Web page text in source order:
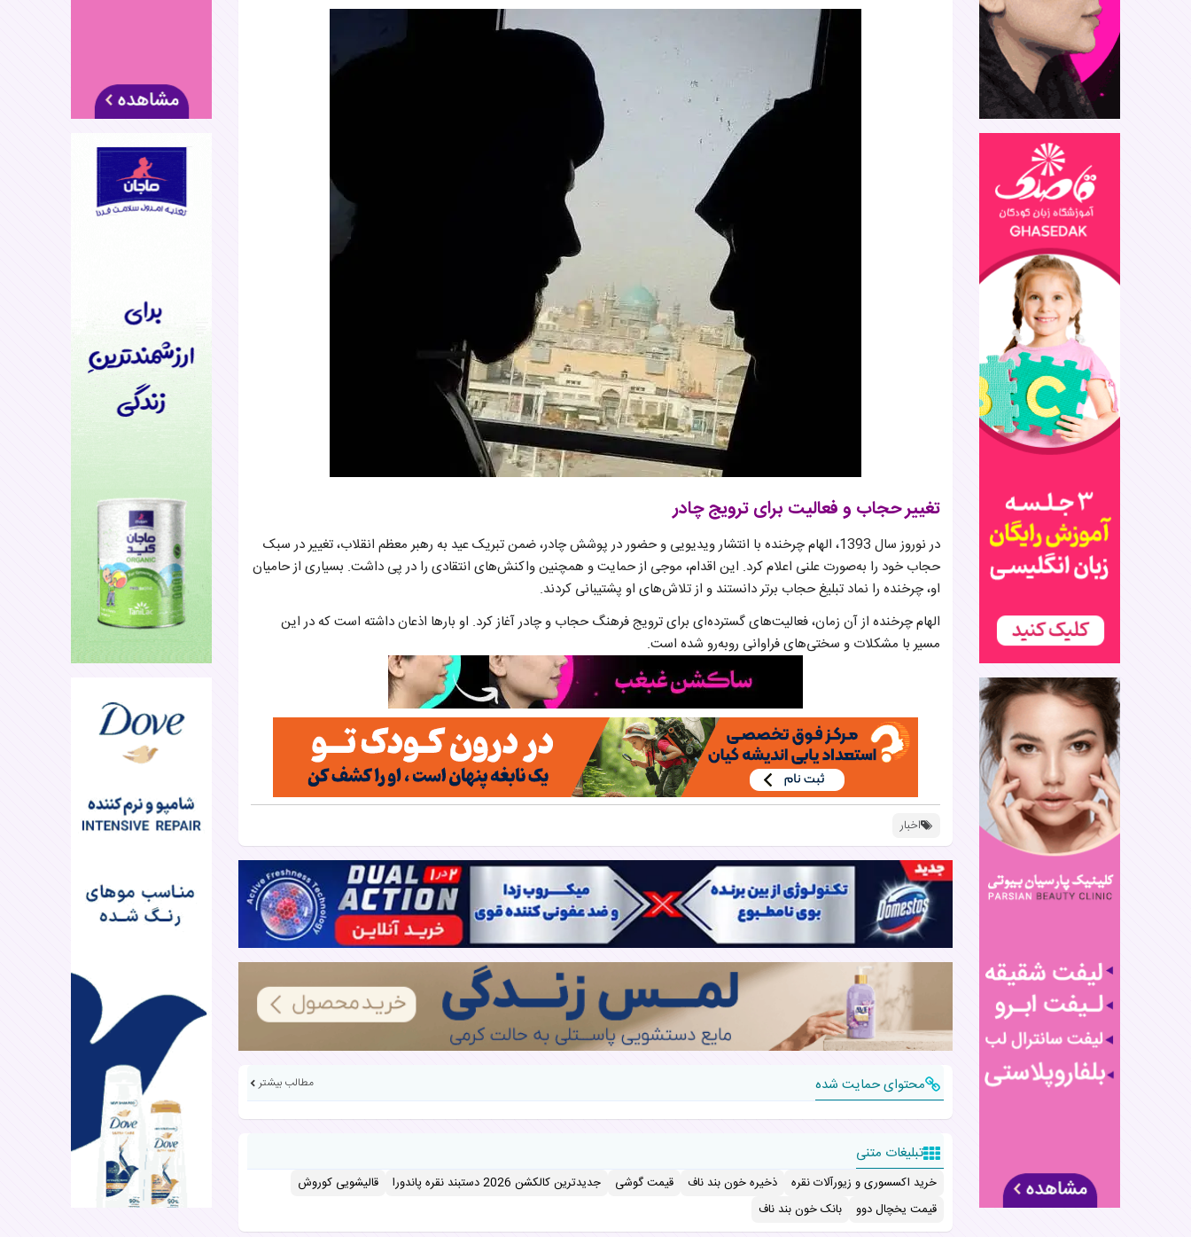
تغییر حجاب و فعالیت برای ترویج چادر
در نوروز سال 1393، الهام چرخنده با انتشار ویدیویی و حضور در پوشش چادر، ضمن تبریک عید به رهبر معظم انقلاب، تغییر در سبک
حجاب خود را به‌صورت علنی اعلام کرد. این اقدام، موجی از حمایت و همچنین واکنش‌های انتقادی را در پی داشت. بسیاری از حامیان
او، چرخنده را نماد تبلیغ حجاب برتر دانستند و از تلاش‌های او پشتیبانی کردند.
الهام چرخنده از آن زمان، فعالیت‌های گسترده‌ای برای ترویج فرهنگ حجاب و چادر آغاز کرد. او بارها اذعان داشته است که در این
مسیر با مشکلات و سختی‌های فراوانی روبه‌رو شده است.
اخبار
محتوای حمایت شده مطالب بیشتر
تبلیغات متنی
خرید اکسسوری و زیورآلات نقره ذخیره خون بند ناف قیمت گوشی جدیدترین کالکشن 2026 دستبند نقره پاندورا
قالیشویی کوروش
قیمت یخچال دوو
بانک خون بند ناف